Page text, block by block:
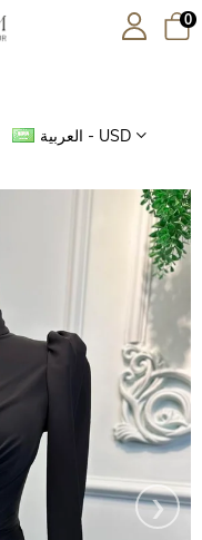
العربية - USD
0
›